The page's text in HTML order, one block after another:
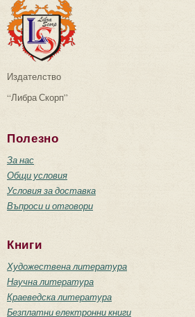
Издателство
“Либра Скорп”
Полезно
За нас
Общи условия
Условия за доставка
Въпроси и отговори
Книги
Художествена литература
Научна литература
Краеведска литература
Безплатни електронни книги